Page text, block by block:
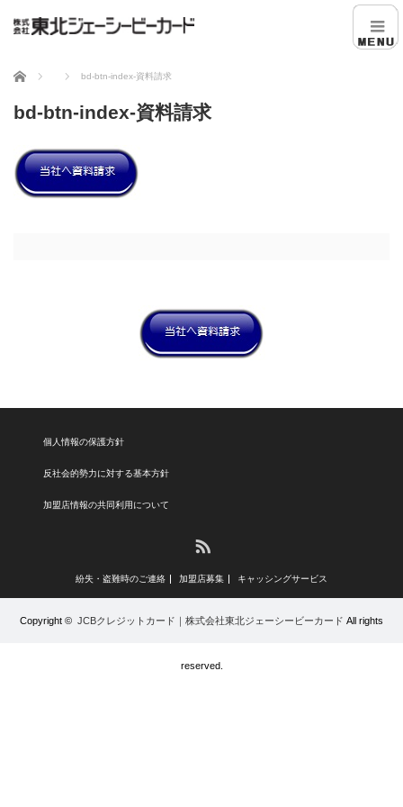
ホーム bd-btn-index-資料請求
bd-btn-index-資料請求
個人情報の保護方針
反社会的勢力に対する基本方針
加盟店情報の共同利用について
紛失・盗難時のご連絡 加盟店募集 キャッシングサービス
Copyright © JCBクレジットカード｜株式会社東北ジェーシービーカード All rights
reserved.